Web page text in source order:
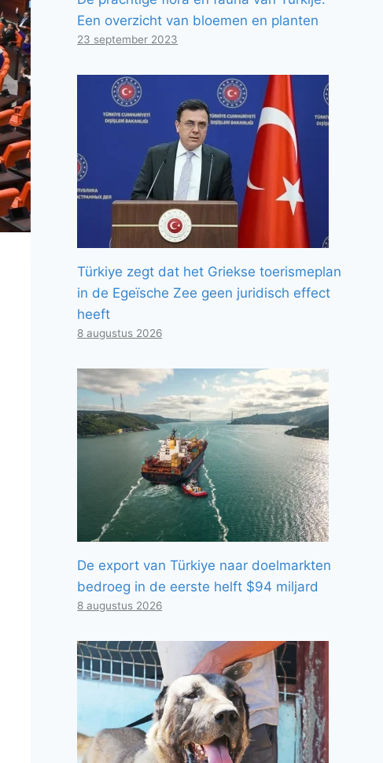
Een overzicht van bloemen en planten
23 september 2023
Türkiye zegt dat het Griekse toerismeplan
in de Egeïsche Zee geen juridisch effect
heeft
8 augustus 2026
De export van Türkiye naar doelmarkten
bedroeg in de eerste helft $94 miljard
8 augustus 2026